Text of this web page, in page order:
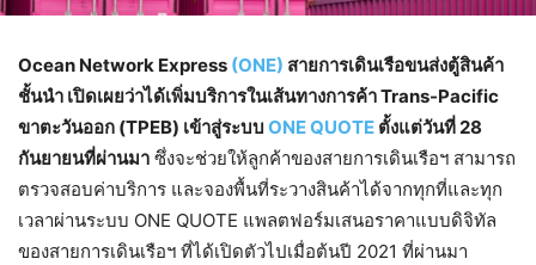
Ocean Network Express (ONE) สายการเดินเรือขนส่งตู้สินค้า
ชั้นนำ เปิดเผยว่าได้เพิ่มบริการในเส้นทางการค้า Trans-Pacific
ขาตะวันออก (TPEB) เข้าสู่ระบบ ONE QUOTE ตั้งแต่วันที่ 28
กันยายนที่ผ่านมา ซึ่งจะช่วยให้ลูกค้าของสายการเดินเรือฯ สามารถ
ตรวจสอบค่าบริการ และจองพื้นที่ระวางสินค้าได้จากทุกที่และทุก
เวลาผ่านระบบ ONE QUOTE แพลตฟอร์มเสนอราคาแบบดิจิทัล
ของสายการเดินเรือฯ ที่ได้เปิดตัวไปเมื่อต้นปี 2021 ที่ผ่านมา